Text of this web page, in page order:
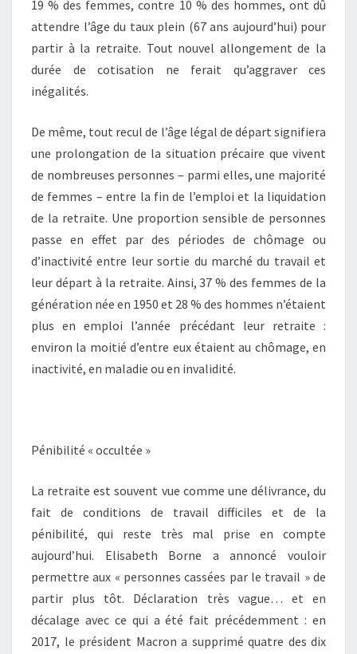
19 % des femmes, contre 10 % des hommes, ont dû
attendre l’âge du taux plein (67 ans aujourd’hui) pour
partir à la retraite. Tout nouvel allongement de la
durée de cotisation ne ferait qu’aggraver ces
inégalités.
De même, tout recul de l’âge légal de départ signifiera
une prolongation de la situation précaire que vivent
de nombreuses personnes – parmi elles, une majorité
de femmes – entre la fin de l’emploi et la liquidation
de la retraite. Une proportion sensible de personnes
passe en effet par des périodes de chômage ou
d’inactivité entre leur sortie du marché du travail et
leur départ à la retraite. Ainsi, 37 % des femmes de la
génération née en 1950 et 28 % des hommes n’étaient
plus en emploi l’année précédant leur retraite :
environ la moitié d’entre eux étaient au chômage, en
inactivité, en maladie ou en invalidité.
Pénibilité « occultée »
La retraite est souvent vue comme une délivrance, du
fait de conditions de travail difficiles et de la
pénibilité, qui reste très mal prise en compte
aujourd’hui. Elisabeth Borne a annoncé vouloir
permettre aux « personnes cassées par le travail » de
partir plus tôt. Déclaration très vague… et en
décalage avec ce qui a été fait précédemment : en
2017, le président Macron a supprimé quatre des dix